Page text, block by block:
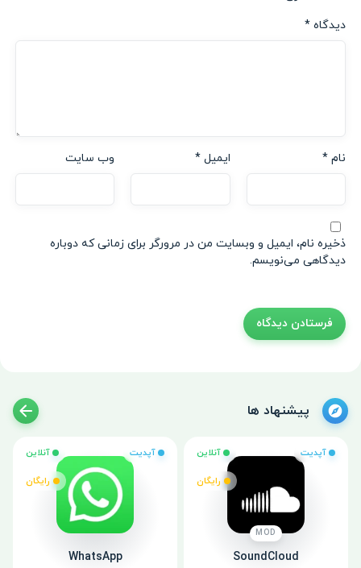
دیدگاه *
نام * ایمیل* وب‌ سایت
ذخیره نام، ایمیل و وبسایت من در مرورگر برای زمانی که دوباره
دیدگاهی می‌نویسم.
پیشنهاد ها
آپدیت آنلاین
رایگان
MOD
SoundCloud
آپدیت آنلاین
رایگان
WhatsApp